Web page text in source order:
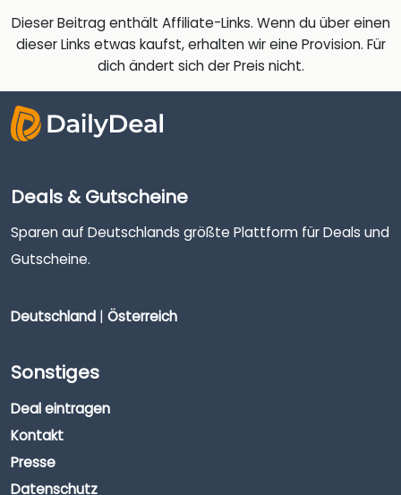
Dieser Beitrag enthält Affiliate-Links. Wenn du über einen
dieser Links etwas kaufst, erhalten wir eine Provision. Für
dich ändert sich der Preis nicht.
Deals & Gutscheine
Sparen auf Deutschlands größte Plattform für Deals und
Gutscheine.
Deutschland | Österreich
Sonstiges
Deal eintragen
Kontakt
Presse
Datenschutz